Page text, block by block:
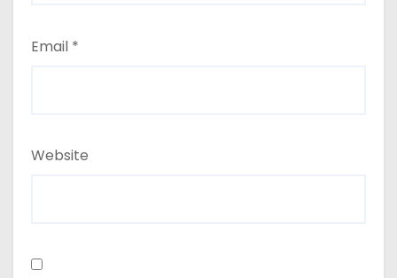
Email *
Website